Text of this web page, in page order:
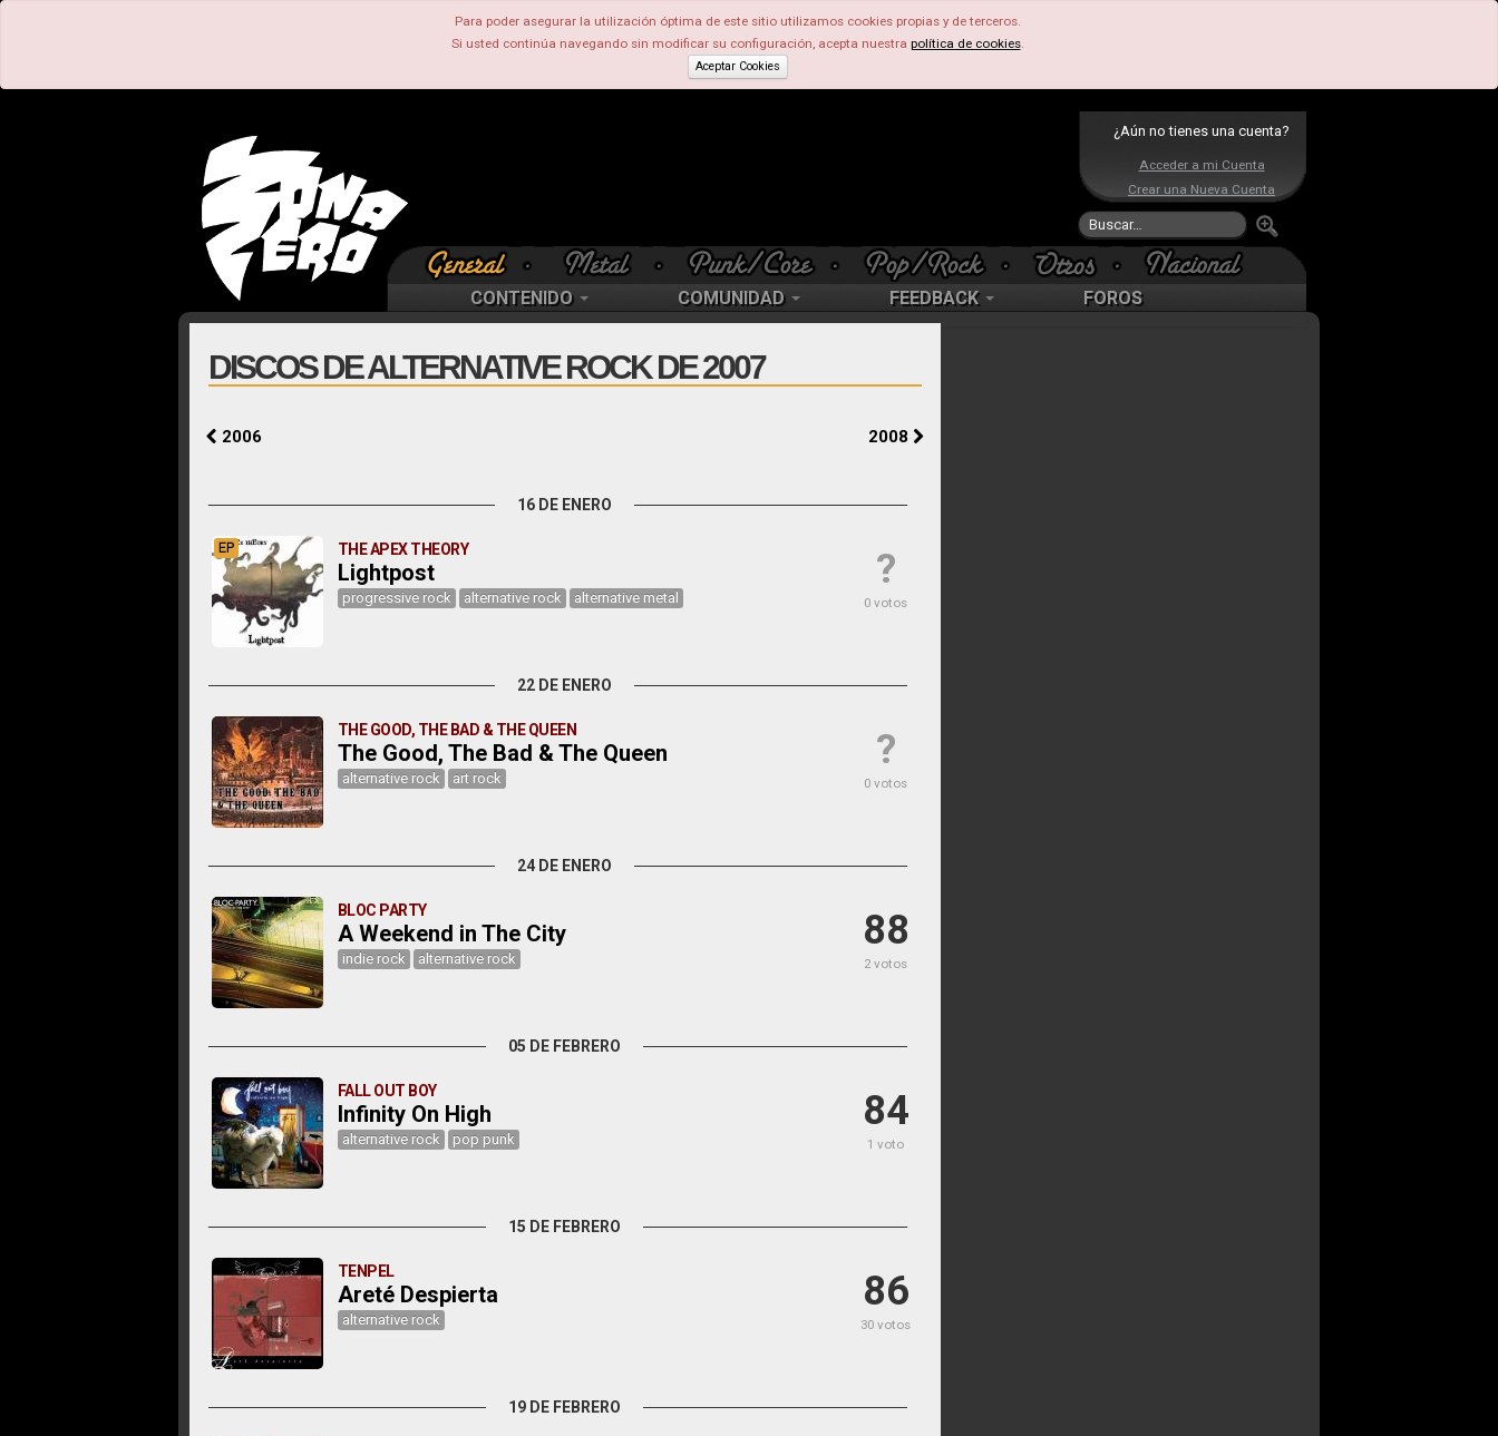
Para poder asegurar la utilización óptima de este sitio utilizamos cookies propias y de terceros.
Si usted continúa navegando sin modificar su configuración, acepta nuestra política de cookies.
Aceptar Cookies
¿Aún no tienes una cuenta?
Acceder a mi Cuenta
Crear una Nueva Cuenta
CONTENIDO COMUNIDAD FEEDBACK FOROS
DISCOS DE ALTERNATIVE ROCK DE 2007
2006 2008
16 DE ENERO
?
0 votos
EP THE APEX THEORY
Lightpost
progressive rock alternative rock alternative metal
22 DE ENERO
?
0 votos
THE GOOD, THE BAD & THE QUEEN
The Good, The Bad & The Queen
alternative rock art rock
24 DE ENERO
88
2 votos
BLOC PARTY
A Weekend in The City
indie rock alternative rock
05 DE FEBRERO
84
1 voto
FALL OUT BOY
Infinity On High
alternative rock pop punk
15 DE FEBRERO
86
30 votos
TENPEL
Areté Despierta
alternative rock
19 DE FEBRERO